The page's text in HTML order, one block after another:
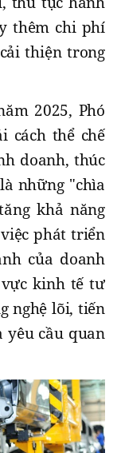
thêm chi phí
thiện trong
2025, Phó
cách thể chế
doanh, thúc
những "chìa
khả năng
phát triển
của doanh
kinh tế tư
nghệ lõi, tiến
yêu cầu quan